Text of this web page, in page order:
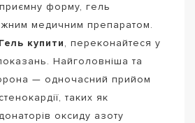
форму, гель
медичним препаратом.
купити, переконайтеся у
Найголовніша та
— одночасний прийом
таких як
оксиду азоту